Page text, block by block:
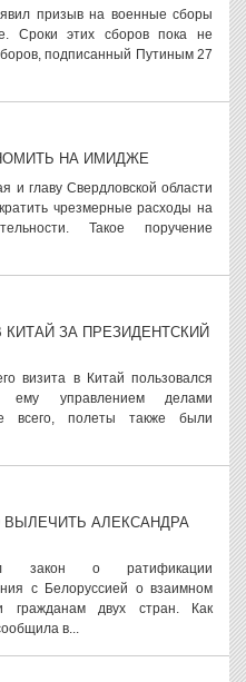
призыв на военные сборы
Сроки этих сборов пока не
подписанный Путиным 27
НА ИМИДЖЕ
и главу Свердловской области
чрезмерные расходы на
Такое поручение
ЗА ПРЕЗИДЕНТСКИЙ
визита в Китай пользовался
ему управлением делами
всего, полеты также были
АЛЕКСАНДРА
закон о ратификации
с Белоруссией о взаимном
гражданам двух стран. Как
в...